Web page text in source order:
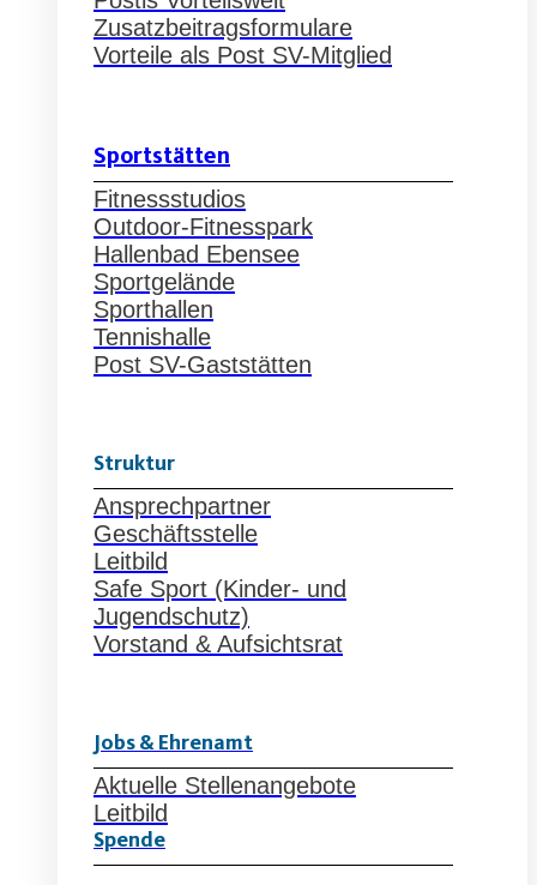
Zusatzbeitragsformulare
Vorteile als Post SV-Mitglied
Sportstätten
Fitnessstudios
Outdoor-Fitnesspark
Hallenbad Ebensee
Sportgelände
Sporthallen
Tennishalle
Post SV-Gaststätten
Struktur
Ansprechpartner
Geschäftsstelle
Leitbild
Safe Sport (Kinder- und
Jugendschutz)
Vorstand & Aufsichtsrat
Jobs & Ehrenamt
Aktuelle Stellenangebote
Leitbild
Spende